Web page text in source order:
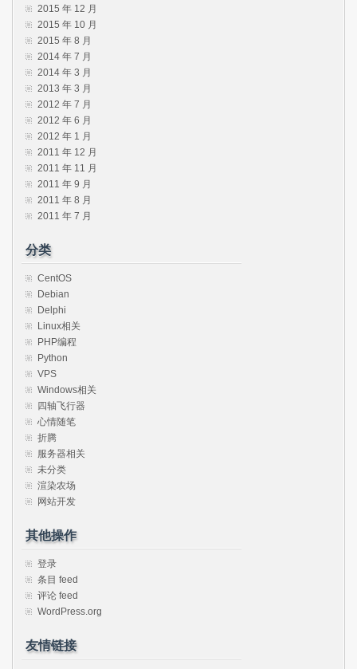
2015 年 12 月
2015 年 10 月
2015 年 8 月
2014 年 7 月
2014 年 3 月
2013 年 3 月
2012 年 7 月
2012 年 6 月
2012 年 1 月
2011 年 12 月
2011 年 11 月
2011 年 9 月
2011 年 8 月
2011 年 7 月
分类
CentOS
Debian
Delphi
Linux相关
PHP编程
Python
VPS
Windows相关
四轴飞行器
心情随笔
折腾
服务器相关
未分类
渲染农场
网站开发
其他操作
登录
条目 feed
评论 feed
WordPress.org
友情链接